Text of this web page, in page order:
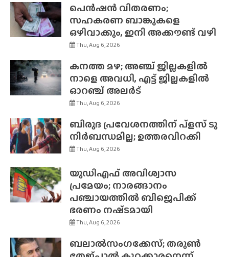
പെൻഷൻ വിതരണം;
സഹകരണ ബാങ്കുകളെ
ഒഴിവാക്കും, ഇനി അക്കൗണ്ട് വഴി
Thu, Aug 6, 2026
കനത്ത മഴ; അഞ്ച് ജില്ലകളിൽ
നാളെ അവധി, എട്ട് ജില്ലകളിൽ
ഓറഞ്ച് അലർട്
Thu, Aug 6, 2026
ബിരുദ പ്രവേശനത്തിന് പ്ളസ് ടു
നിർബന്ധമില്ല; ഉത്തരവിറക്കി
Thu, Aug 6, 2026
യുഡിഎഫ് അവിശ്വാസ
പ്രമേയം; നാരങ്ങാനം
പഞ്ചായത്തിൽ ബിജെപിക്ക്
ഭരണം നഷ്‌ടമായി
Thu, Aug 6, 2026
ബലാൽസംഗക്കേസ്; തരുൺ